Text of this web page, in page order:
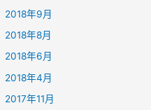
2018年9月
2018年8月
2018年6月
2018年4月
2017年11月